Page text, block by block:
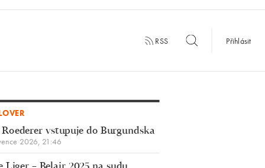
RSS Přihlásit
vstupuje do Burgundska
2026, 21:46